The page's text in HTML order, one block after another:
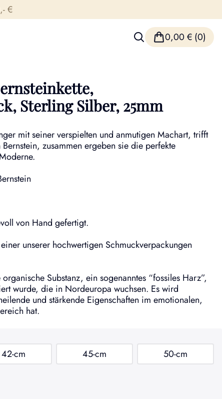
€
0,00 € (0)
Sterling Silber, 25mm
mit seiner verspielten und anmutigen Machart, trifft
zusammen ergeben sie die perfekte
von Hand gefertigt.
unserer hochwertigen Schmuckverpackungen
Substanz, ein sogenanntes “fossiles Harz”,
wurde, die in Nordeuropa wuchsen. Es wird
und stärkende Eigenschaften im emotionalen,
hat.
42-cm 45-cm 50-cm